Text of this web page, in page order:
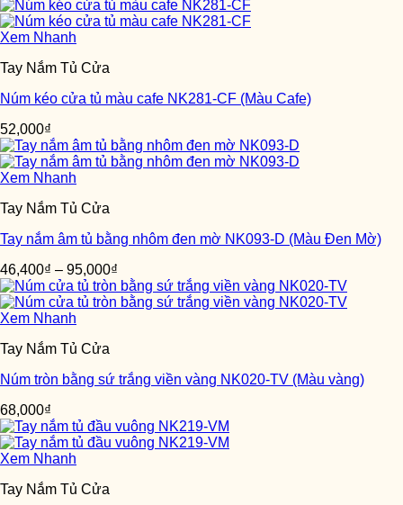
Xem Nhanh
Tay Nắm Tủ Cửa
Núm kéo cửa tủ màu cafe NK281-CF (Màu Cafe)
52,000₫
Xem Nhanh
Tay Nắm Tủ Cửa
Tay nắm âm tủ bằng nhôm đen mờ NK093-D (Màu Đen Mờ)
46,400₫ – 95,000₫
Xem Nhanh
Tay Nắm Tủ Cửa
Núm tròn bằng sứ trắng viền vàng NK020-TV (Màu vàng)
68,000₫
Xem Nhanh
Tay Nắm Tủ Cửa